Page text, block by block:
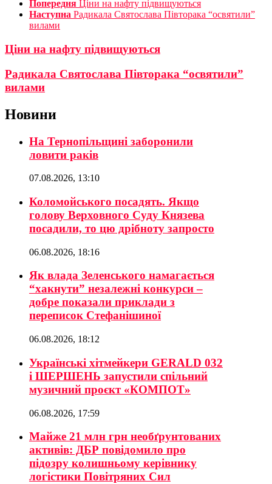
Попередня Ціни на нафту підвищуються
Наступна Радикала Святослава Півторака “освятили”
вилами
Ціни на нафту підвищуються
Радикала Святослава Півторака “освятили”
вилами
Новини
На Тернопільщині заборонили
ловити раків
07.08.2026, 13:10
Коломойського посадять. Якщо
голову Верховного Суду Князева
посадили, то цю дрібноту запросто
06.08.2026, 18:16
Як влада Зеленського намагається
“хакнути” незалежні конкурси –
добре показали приклади з
переписок Стефанішиної
06.08.2026, 18:12
Українські хітмейкери GERALD 032
і ШЕРШЕНЬ запустили спільний
музичний проєкт «КОМПОТ»
06.08.2026, 17:59
Майже 21 млн грн необґрунтованих
активів: ДБР повідомило про
підозру колишньому керівнику
логістики Повітряних Сил